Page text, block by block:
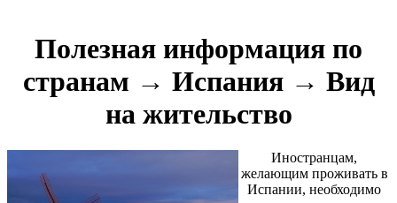
Полезная информация по
странам → Испания → Вид
на жительство
Иностранцам,
желающим проживать в
Испании, необходимо